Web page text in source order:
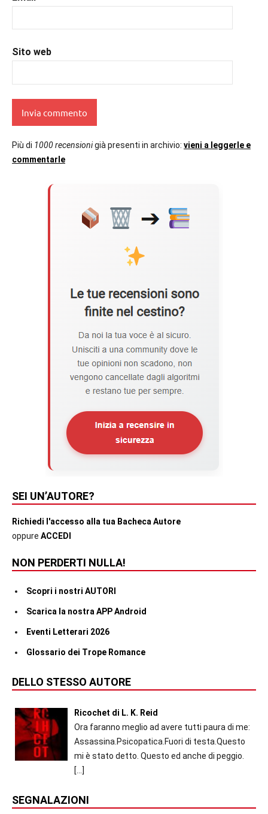
Sito web
Più di 1000 recensionigià presenti in archivio: vieni a leggerle e
commentarle
SEI UN’AUTORE?
Richiedi l'accesso alla tua Bacheca Autore
oppure ACCEDI
NON PERDERTI NULLA!
Scopri i nostri AUTORI
Scarica la nostra APP Android
Eventi Letterari 2026
Glossario dei Trope Romance
DELLO STESSO AUTORE
Ricochet di L. K. Reid
Ora faranno meglio ad avere tutti paura di me:
Assassina.Psicopatica.Fuori di testa.Questo
mi è stato detto. Questo ed anche di peggio.
[…]
SEGNALAZIONI